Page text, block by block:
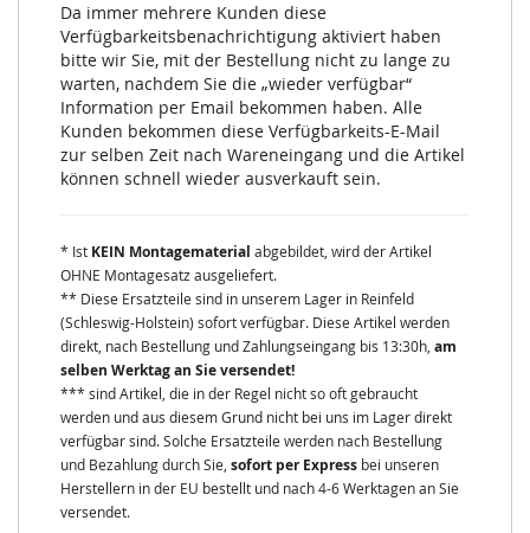
Da immer mehrere Kunden diese
Verfügbarkeitsbenachrichtigung aktiviert haben
bitte wir Sie, mit der Bestellung nicht zu lange zu
warten, nachdem Sie die „wieder verfügbar“
Information per Email bekommen haben. Alle
Kunden bekommen diese Verfügbarkeits-E-Mail
zur selben Zeit nach Wareneingang und die Artikel
können schnell wieder ausverkauft sein.
* Ist KEIN Montagematerial abgebildet, wird der Artikel
OHNE Montagesatz ausgeliefert.
** Diese Ersatzteile sind in unserem Lager in Reinfeld
(Schleswig-Holstein) sofort verfügbar. Diese Artikel werden
direkt, nach Bestellung und Zahlungseingang bis 13:30h, am
selben Werktag an Sie versendet!
*** sind Artikel, die in der Regel nicht so oft gebraucht
werden und aus diesem Grund nicht bei uns im Lager direkt
verfügbar sind. Solche Ersatzteile werden nach Bestellung
und Bezahlung durch Sie, sofort per Express bei unseren
Herstellern in der EU bestellt und nach 4-6 Werktagen an Sie
versendet.